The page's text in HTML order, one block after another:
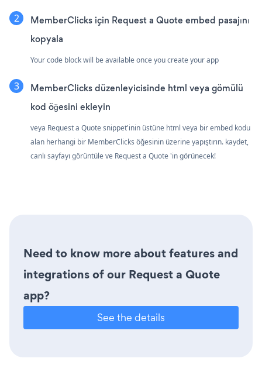
MemberClicks için Request a Quote embed pasajını
kopyala
Your code block will be available once you create your app
MemberClicks düzenleyicisinde html veya gömülü
kod öğesini ekleyin
veya Request a Quote snippet'inin üstüne html veya bir embed kodu
alan herhangi bir MemberClicks öğesinin üzerine yapıştırın. kaydet,
canlı sayfayı görüntüle ve Request a Quote 'in görünecek!
Need to know more about features and
integrations of our Request a Quote
app?
See the details